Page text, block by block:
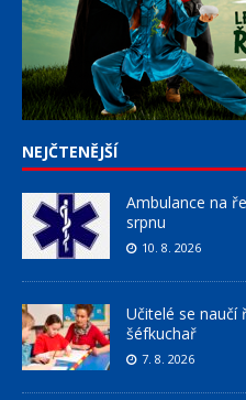
NEJČTENĚJŠÍ
Ambulance na
srpnu
10. 8. 2026
Učitelé se naučí
šéfkuchař
7. 8. 2026